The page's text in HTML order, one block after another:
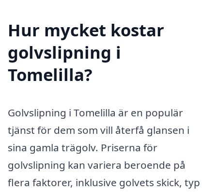
Hur mycket kostar
golvslipning i
Tomelilla?
Golvslipning i Tomelilla är en populär
tjänst för dem som vill återfå glansen i
sina gamla trägolv. Priserna för
golvslipning kan variera beroende på
flera faktorer, inklusive golvets skick, typ